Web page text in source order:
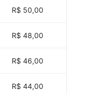
R$ 50,00
R$ 48,00
R$ 46,00
R$ 44,00